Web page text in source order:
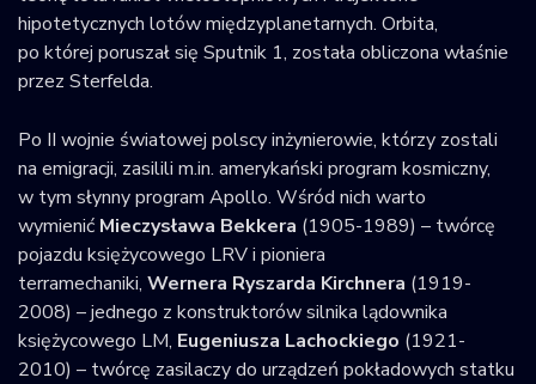
hipotetycznych lotów międzyplanetarnych. Orbita,
po której poruszał się Sputnik 1, została obliczona właśnie
przez Sterfelda.
Po II wojnie światowej polscy inżynierowie, którzy zostali
na emigracji, zasilili m.in. amerykański program kosmiczny,
w tym słynny program Apollo. Wśród nich warto
wymienić Mieczysława Bekkera (1905-1989) – twórcę
pojazdu księżycowego LRV i pioniera
terramechaniki, Wernera Ryszarda Kirchnera (1919-
2008) – jednego z konstruktorów silnika lądownika
księżycowego LM, Eugeniusza Lachockiego (1921-
2010) – twórcę zasilaczy do urządzeń pokładowych statku